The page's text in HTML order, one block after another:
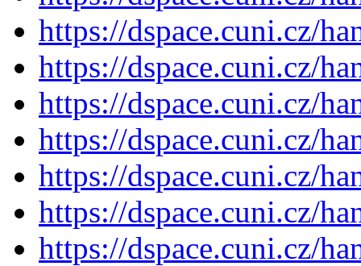
https://dspace.cuni.cz/
https://dspace.cuni.cz/
https://dspace.cuni.cz/
https://dspace.cuni.cz/
https://dspace.cuni.cz/
https://dspace.cuni.cz/
https://dspace.cuni.cz/